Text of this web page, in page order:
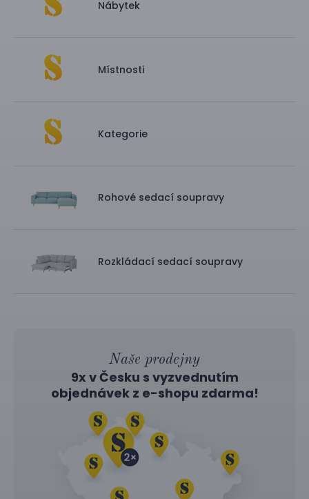
Nábytek
Místnosti
Kategorie
Rohové sedací soupravy
Rozkládací sedací soupravy
Naše prodejny
9x v Česku s vyzvednutím
objednávek z e-shopu zdarma!